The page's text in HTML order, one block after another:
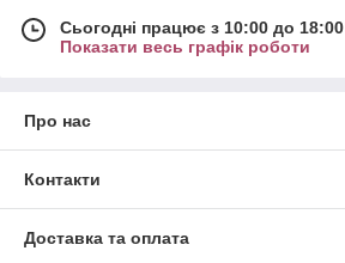
Сьогодні працює з 10:00 до 18:00
Показати весь графік роботи
Про нас
Контакти
Доставка та оплата